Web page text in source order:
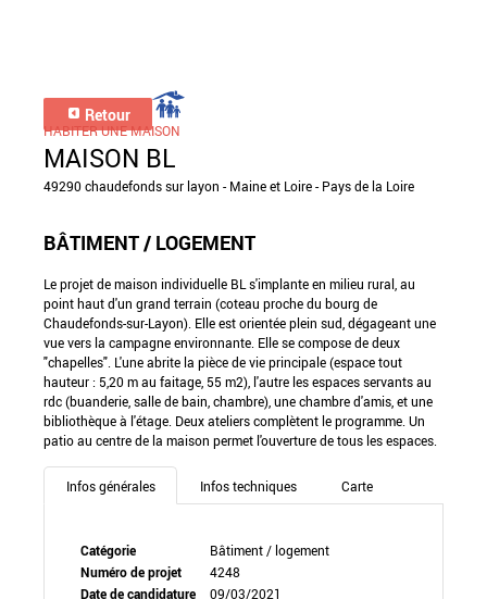
Retour
HABITER UNE MAISON
MAISON BL
49290 chaudefonds sur layon - Maine et Loire - Pays de la Loire
BÂTIMENT / LOGEMENT
Le projet de maison individuelle BL s'implante en milieu rural, au
point haut d'un grand terrain (coteau proche du bourg de
Chaudefonds-sur-Layon). Elle est orientée plein sud, dégageant une
vue vers la campagne environnante. Elle se compose de deux
"chapelles". L'une abrite la pièce de vie principale (espace tout
hauteur : 5,20 m au faitage, 55 m2), l'autre les espaces servants au
rdc (buanderie, salle de bain, chambre), une chambre d'amis, et une
bibliothèque à l'étage. Deux ateliers complètent le programme. Un
patio au centre de la maison permet l'ouverture de tous les espaces.
Infos générales Infos techniques Carte
Catégorie
Bâtiment / logement
Numéro de projet
4248
Date de candidature
09/03/2021